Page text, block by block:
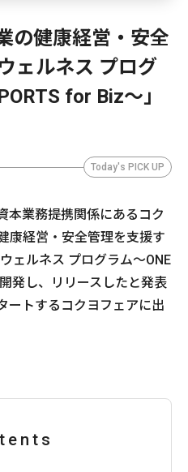
の健康経営・安全
ェルネス プログ
for Biz〜」
Today's PICK UP
本業務提携関係にあるコク
康経営・安全管理を支援す
ェルネス プログラム〜ONE
発し、リリースしたと発表
ートするコクヨフェアに出